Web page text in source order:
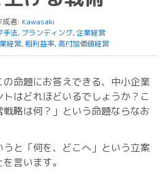
成者: Kawasaki
手法, ブランディング,企業経営
経営,粗利益率, 高付加価値経営
命題にお答えできる、中小企業
はどれほどいるでしょうか？こ
略は何？」という命題ならなお
と「何を、どこへ」という立案
言います。